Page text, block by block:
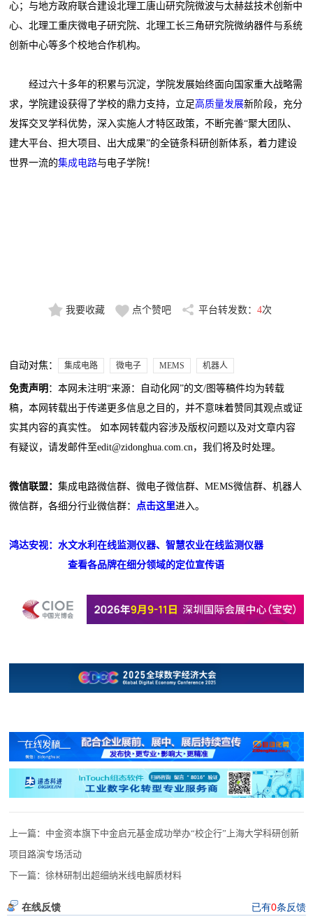
心；与地方政府联合建设北理工唐山研究院微波与太赫兹技术创新中
心、北理工重庆微电子研究院、北理工长三角研究院微纳器件与系统
创新中心等多个校地合作机构。
经过六十多年的积累与沉淀，学院发展始终面向国家重大战略需
求，学院建设获得了学校的鼎力支持，立足高质量发展新阶段，充分
发挥交叉学科优势，深入实施人才特区政策，不断完善“聚大团队、
建大平台、担大项目、出大成果”的全链条科研创新体系，着力建设
世界一流的集成电路与电子学院！
我要收藏 点个赞吧 平台转发数： 4次
自动对焦： 集成电路 微电子 MEMS 机器人
免责声明 ：本网未注明“来源：自动化网”的文/图等稿件均为转载
稿，本网转载出于传递更多信息之目的，并不意味着赞同其观点或证
实其内容的真实性。 如本网转载内容涉及版权问题以及对文章内容
有疑议，请发邮件至edit@zidonghua.com.cn，我们将及时处理。
微信联盟：集成电路微信群、微电子微信群、MEMS微信群、机器人
微信群，各细分行业微信群： 点击这里进入。
鸿达安视：水文水利在线监测仪器、智慧农业在线监测仪器
查看各品牌在细分领域的定位宣传语
上一篇： 中金资本旗下中金启元基金成功举办“校企行”上海大学科研创新
项目路演专场活动
下一篇：徐林研制出超细纳米线电解质材料